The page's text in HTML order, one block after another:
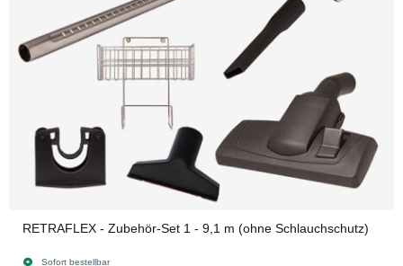
RETRAFLEX - Zubehör-Set 1 - 9,1 m (ohne Schlauchschutz)
Sofort bestellbar